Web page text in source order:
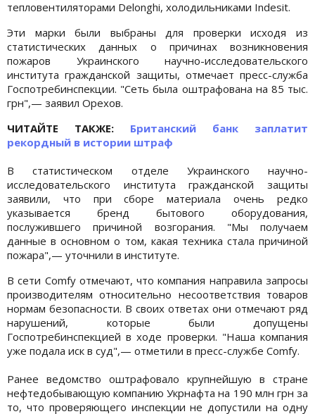
тепловентиляторами Delonghi, холодильниками Indesit.
Эти марки были выбраны для проверки исходя из
статистических данных о причинах возникновения
пожаров Украинского научно-исследовательского
института гражданской защиты, отмечает пресс-служба
Госпотребинспекции. "Сеть была оштрафована на 85 тыс.
грн",— заявил Орехов.
ЧИТАЙТЕ ТАКЖЕ: Британский банк заплатит
рекордный в истории штраф
В статистическом отделе Украинского научно-
исследовательского института гражданской защиты
заявили, что при сборе материала очень редко
указывается бренд бытового оборудования,
послужившего причиной возгорания. "Мы получаем
данные в основном о том, какая техника стала причиной
пожара",— уточнили в институте.
В сети Comfy отмечают, что компания направила запросы
производителям относительно несоответствия товаров
нормам безопасности. В своих ответах они отмечают ряд
нарушений, которые были допущены
Госпотребинспекцией в ходе проверки. "Наша компания
уже подала иск в суд",— отметили в пресс-службе Comfy.
Ранее ведомство оштрафовало крупнейшую в стране
нефтедобывающую компанию Укрнафта на 190 млн грн за
то, что проверяющего инспекции не допустили на одну